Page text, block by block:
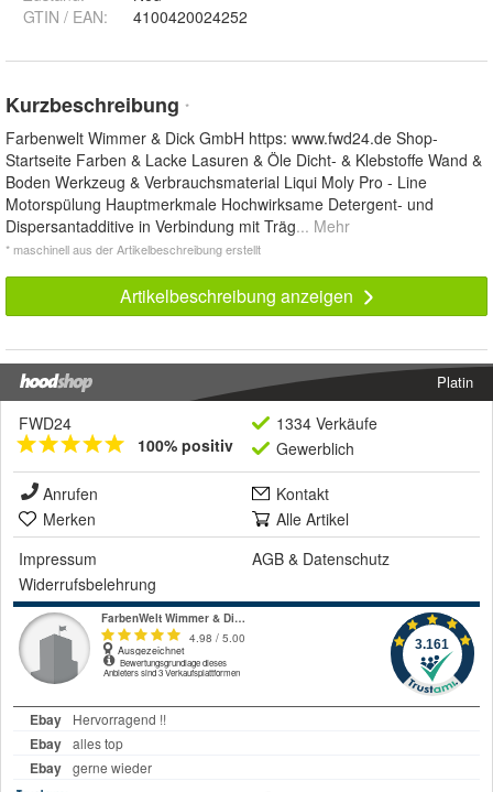
GTIN / EAN:
4100420024252
Kurzbeschreibung *
Farbenwelt Wimmer & Dick GmbH https: www.fwd24.de Shop-
Startseite Farben & Lacke Lasuren & Öle Dicht- & Klebstoffe Wand &
Boden Werkzeug & Verbrauchsmaterial Liqui Moly Pro - Line
Motorspülung Hauptmerkmale Hochwirksame Detergent- und
Dispersantadditive in Verbindung mit Träg... Mehr
* maschinell aus der Artikelbeschreibung erstellt
Artikelbeschreibung anzeigen
Platin
FWD24
100% positiv
1334 Verkäufe
Gewerblich
Anrufen
Kontakt
Merken
Alle Artikel
Impressum
AGB & Datenschutz
Widerrufsbelehrung